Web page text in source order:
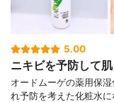
5.00
ニキビを予防して
オードムーゲの薬用保
れ予防を考えた化粧水